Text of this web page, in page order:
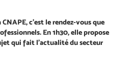
c’est le rendez-vous que
En 1h30, elle propose
qui fait l’actualité du secteur